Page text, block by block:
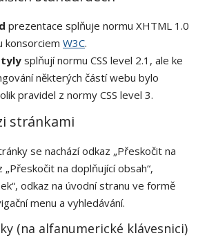
prezentace splňuje normu XHTML 1.0
konsorciemW3C.
splňují normu CSS level 2.1, ale ke
některých částí webu bylo
pravidel z normy CSS level 3.
stránkami
se nachází odkaz „Přeskočit na
„Přeskočit na doplňující obsah“,
odkaz na úvodní stranu ve formě
menu a vyhledávání.
(na alfanumerické klávesnici)